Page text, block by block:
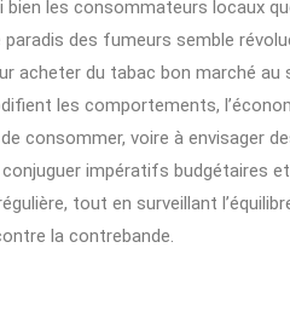
les consommateurs locaux
paradis des fumeurs semble
acheter du tabac bon marché au
les comportements,
consommer, voire à envisager
impératifs budgétaires
tout en surveillant
la contrebande.